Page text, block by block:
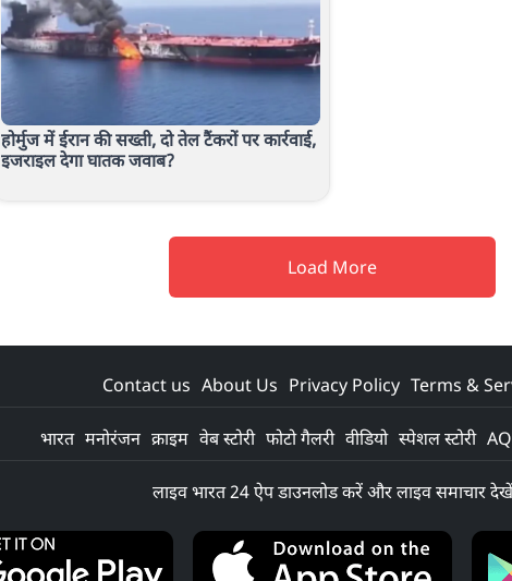
होर्मुज में ईरान की सख्ती, दो तेल टैंकरों पर कार्रवाई,
इजराइल देगा घातक जवाब?
Load More
Contact us About Us Privacy Policy Terms &
भारत मनोरंजन क्राइम वेब स्टोरी फोटो गैलरी वीडियो स्पेशल स्टोरी
लाइव भारत 24 ऐप डाउनलोड करें और लाइव समाचार देखें